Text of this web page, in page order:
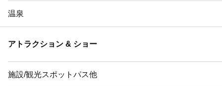
温泉
アトラクション & ショー
施設/観光スポットパス他